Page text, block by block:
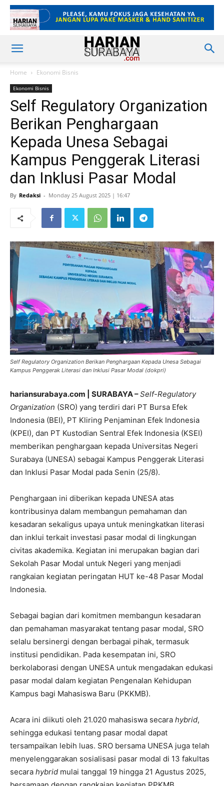
Home Ekonomi Bisnis
Ekonomi Bisnis
Self Regulatory Organization
Berikan Penghargaan
Kepada Unesa Sebagai
Kampus Penggerak Literasi
dan Inklusi Pasar Modal
By Redaksi - Monday 25 August 2025 | 16:47
Self Regulatory Organization Berikan Penghargaan Kepada Unesa Sebagai
Kampus Penggerak Literasi dan Inklusi Pasar Modal (dokpri)
hariansurabaya.com | SURABAYA –Self-Regulatory
Organization (SRO) yang terdiri dari PT Bursa Efek
Indonesia (BEI), PT Kliring Penjaminan Efek Indonesia
(KPEI), dan PT Kustodian Sentral Efek Indonesia (KSEI)
memberikan penghargaan kepada Universitas Negeri
Surabaya (UNESA) sebagai Kampus Penggerak Literasi
dan Inklusi Pasar Modal pada Senin (25/8).
Penghargaan ini diberikan kepada UNESA atas
kontribusinya dalam membangun pemahaman dan
kesadaran sekaligus upaya untuk meningkatkan literasi
dan inklui terkait investasi pasar modal di lingkungan
civitas akademika. Kegiatan ini merupakan bagian dari
Sekolah Pasar Modal untuk Negeri yang menjadi
rangkaian kegiatan peringatan HUT ke-48 Pasar Modal
Indonesia.
Sebagai bagian dari komitmen membangun kesadaran
dan pemahaman masyarakat tentang pasar modal, SRO
selalu bersinergi dengan berbagai pihak, termasuk
institusi pendidikan. Pada kesempatan ini, SRO
berkolaborasi dengan UNESA untuk mengadakan edukasi
pasar modal dalam kegiatan Pengenalan Kehidupan
Kampus bagi Mahasiswa Baru (PKKMB).
Acara ini diikuti oleh 21.020 mahasiswa secara hybrid,
sehingga edukasi tentang pasar modal dapat
tersampaikan lebih luas. SRO bersama UNESA juga telah
menyelenggarakan sosialisasi pasar modal di 13 fakultas
secara hybrid mulai tanggal 19 hingga 21 Agustus 2025,